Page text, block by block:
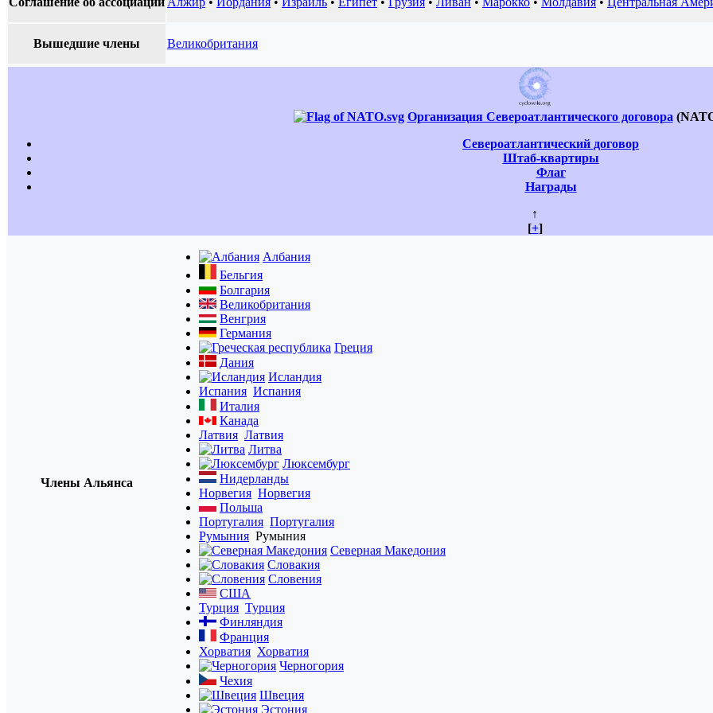
Вышедшие члены Великобритания
Организация Североатлантического договора
Североатлантический договор
Штаб-квартиры
Флаг
Награды
↑
[+]
Члены Альянса
Албания
Бельгия
Болгария
Великобритания
Венгрия
Германия
Греция
Дания
Исландия
Испания Испания
Италия
Канада
Латвия Латвия
Литва
Люксембург
Нидерланды
Норвегия Норвегия
Польша
Португалия Португалия
Румыния Румыния
Северная Македония
Словакия
Словения
США
Турция Турция
Финляндия
Франция
Хорватия Хорватия
Черногория
Чехия
Швеция
Эстония